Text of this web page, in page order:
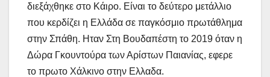
διεξάχθηκε στο Κάιρο. Είναι το δεύτερο μετάλλιο
που κερδίζει η Ελλάδα σε παγκόσμιο πρωτάθλημα
στην Σπάθη. Ηταν Στη Βουδαπέστη το 2019 όταν η
Δώρα Γκουντούρα των Αρίστων Παιανίας, εφερε
το πρωτο Χάλκινο στην Ελλαδα.